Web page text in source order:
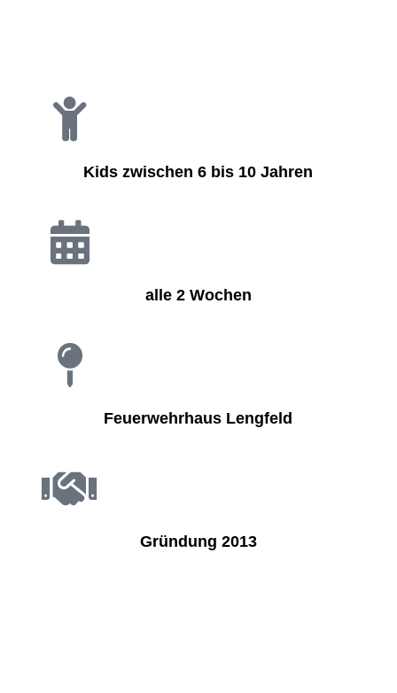
Kids zwischen 6 bis 10 Jahren
alle 2 Wochen
Feuerwehrhaus Lengfeld
Gründung 2013